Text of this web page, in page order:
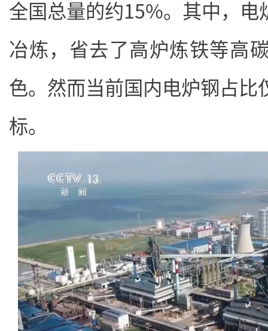
全国总量的约15%。其中，电
冶炼，省去了高炉炼铁等高
色。然而当前国内电炉钢占比
标。